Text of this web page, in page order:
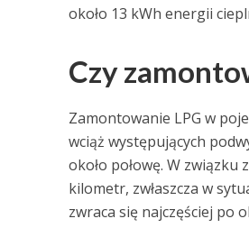
około 13 kWh energii
Czy
Zamontowanie LPG w
wciąż występujących
około połowę. W
kilometr, zwłaszcza w
zwraca się najczęściej po